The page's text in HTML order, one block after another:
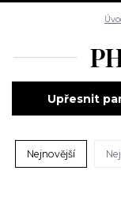
Upřesnit
Nejnovější